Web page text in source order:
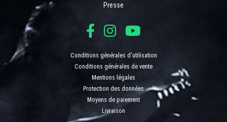
Presse
Conditions générales d'utilisation
Conditions générales de vente
Mentions légales
Protection des données
Moyens de paiement
Livraison